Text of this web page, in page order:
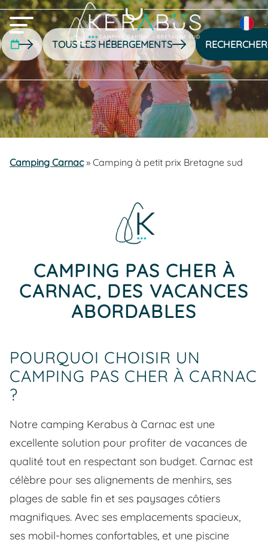
RECHERCHER
Camping Carnac» Camping à petit prix Bretagne sud
CAMPING PAS CHER À
CARNAC, DES VACANCES
ABORDABLES
POURQUOI CHOISIR UN
CAMPING PAS CHER À CARNAC
?
Notre camping Kerabus à Carnac est une
excellente solution pour profiter de vacances de
qualité tout en respectant son budget. Carnac est
célèbre pour ses alignements de menhirs, ses
plages de sable fin et ses paysages côtiers
magnifiques. Avec ses emplacements spacieux,
ses mobil-homes confortables, et une piscine